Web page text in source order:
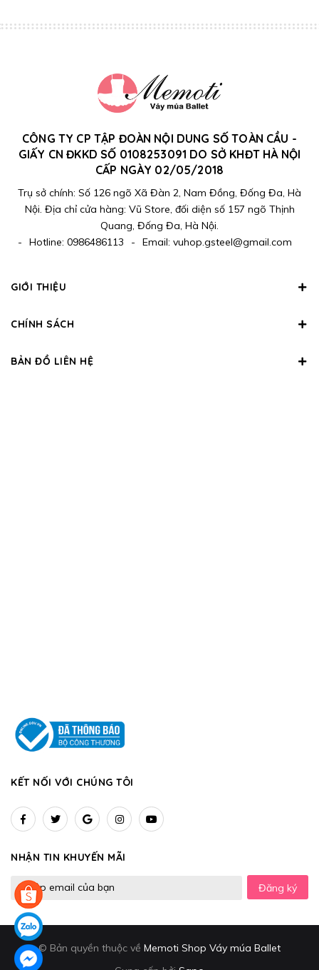
CÔNG TY CP TẬP ĐOÀN NỘI DUNG SỐ TOÀN CẦU -
GIẤY CN ĐKKD SỐ 0108253091 DO SỞ KHĐT HÀ NỘI
CẤP NGÀY 02/05/2018
Trụ sở chính: Số 126 ngõ Xã Đàn 2, Nam Đồng, Đống Đa, Hà
Nội. Địa chỉ cửa hàng: Vũ Store, đối diện số 157 ngõ Thịnh
Quang, Đống Đa, Hà Nội.
-
Hotline: 0986486113 - Email: vuhop.gsteel@gmail.com
GIỚI THIỆU
CHÍNH SÁCH
BẢN ĐỒ LIÊN HỆ
KẾT NỐI VỚI CHÚNG TÔI
NHẬN TIN KHUYẾN MÃI
Đăng ký
© Bản quyền thuộc về Memoti Shop Váy múa Ballet